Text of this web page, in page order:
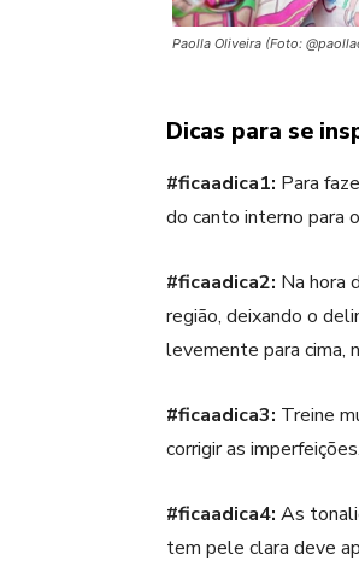
Paolla Oliveira (Foto:
Dicas para se
#ficaadica1: Para
do canto interno para
#ficaadica2: Na hora
região, deixando o
levemente para cima,
#ficaadica3: Treine
corrigir as imperfeições.
#ficaadica4: As
tem pele clara deve